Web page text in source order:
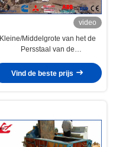
video
Kleine/Middelgrote van het de
Persstaal van de
Gemakkelijke Hand de
Klepcontrole
Vind de beste prijs